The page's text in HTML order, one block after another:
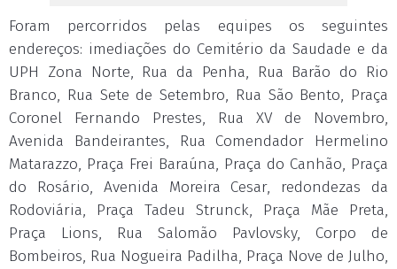
Foram percorridos pelas equipes os seguintes
endereços: imediações do Cemitério da Saudade e da
UPH Zona Norte, Rua da Penha, Rua Barão do Rio
Branco, Rua Sete de Setembro, Rua São Bento, Praça
Coronel Fernando Prestes, Rua XV de Novembro,
Avenida Bandeirantes, Rua Comendador Hermelino
Matarazzo, Praça Frei Baraúna, Praça do Canhão, Praça
do Rosário, Avenida Moreira Cesar, redondezas da
Rodoviária, Praça Tadeu Strunck, Praça Mãe Preta,
Praça Lions, Rua Salomão Pavlovsky, Corpo de
Bombeiros, Rua Nogueira Padilha, Praça Nove de Julho,